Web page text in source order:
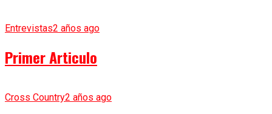
Entrevistas2 años ago
Primer Articulo
Cross Country2 años ago